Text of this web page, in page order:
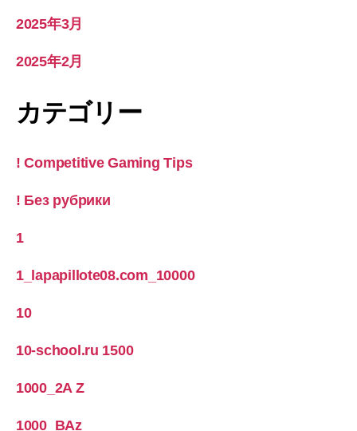
2025年3月
2025年2月
カテゴリー
! Competitive Gaming Tips
! Без рубрики
1
1_lapapillote08.com_10000
10
10-school.ru 1500
1000_2A Z
1000_BAz